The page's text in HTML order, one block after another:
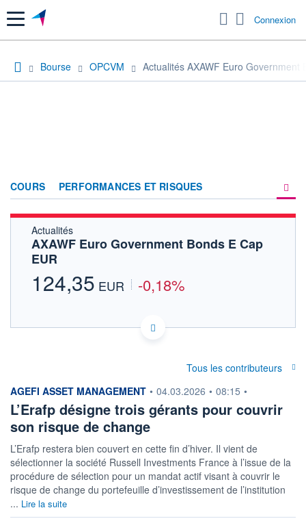
Menu Connexion
Bourse OPCVM Actualités AXAWF Euro Government
COURS PERFORMANCES ET RISQUES
FORUM
Actualités
AXAWF Euro Government Bonds E Cap
EUR
124,35 EUR -0,18%
LU0482269064 - BNP PARIBAS ASSET MANAGEMENT
02/12 02/04 05/08
128
CATÉGORIE MORNINGSTAR
Tous les contributeurs
information fournie par
AGEFI ASSET MANAGEMENT • 04.03.2026 • 08:15 •
L’Erafp désigne trois gérants pour couvrir
son risque de change
L’Erafp restera bien couvert en cette fin d’hiver. Il vient de
sélectionner la société Russell Investments France à l’issue de la
procédure de sélection pour un mandat actif visant à couvrir le
risque de change du portefeuille d’investissement de l’institution
... Lire la suite